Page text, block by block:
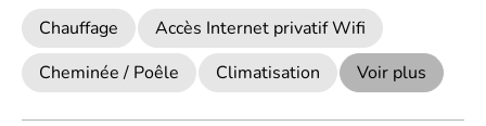
Chauffage
Accès Internet privatif Wifi
Cheminée / Poêle
Climatisation Voir plus